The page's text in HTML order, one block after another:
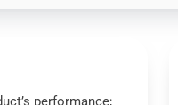
performance;